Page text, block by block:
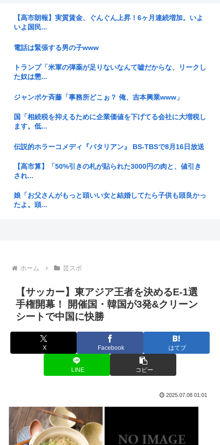
653万...
が「なぜ...
【1%】高市総理 消費減税めぐり 2年後に戻すのは「私の覚
悟」
【悲報】みい山の作者、自分の過去を消しまくる
BYD、地方を軽EVの主戦場に 給油所半減で揺らぐ「国民車」
に照...
「外国人は日本人と同じ生活者で、地域の担い手」…多文化共
【衝撃】元ジャンポケ斉藤慎二被告に懲役7年求刑 検察「芸
夫「お前が独身時代に買ったマンションを手放せ。もしくは貸
【北アルプス】ザック落とし探しに行ったら急斜面の岩壁に…
登るも下...
【米軍】長射程精密ミサイルほぼ使い切る 米兵被害避けるた
めか
【画像】『閃乱カグラ』、キャラを一新して復活してしまう
www
公園で集団礼拝は「違和感」があるから認めない？30年続く
【旅行】エジプトで自撮りしていたら、ガイドが「撮ります
よ！」→ノ...
【高市朗報】実質賃金、ぐんぐん上昇！6ヶ月連続増加。いよ
いよ国民...
電話は緊張する男の子www
トランプ「米軍の弾薬が足りないなんて嘘だからな、リークし
た奴は懲...
ジャンポケ斉藤「事務所どこぉ？ 俺、吉本興業www」
国「相続税を抑えるために企業価値を下げてる会社に大増税し
ます。低...
伝説的ホラーコメディ『バタリアン』 BS-TBSで8月16日放送
【高市算】「50%引きの札が貼られた3000円の肉と、値引き
され...
娘「お父さんがもっと頭いい女と結婚してたら子供も頭良かっ
たよ。頭...
看護助手のゆうちゃん(30)「カチンときた」 入院患者の男
ジャンポケ斉藤の懲役7年っていくらなんでも重すぎね？
家賃値上がりで「シェアハウス」需要増。働き盛りの男8人い
高市「外国人が増える日本で、永住権を与えられたら生活保護
を貰うな...
銭湯で入れ墨の人出入り禁止って古くない？
積水ハウス「地面師に55億円騙し取られた…」ワイ「はえー
「言いましたよね 」高市避難所訪問時、声をかけようとする
被災者を...
ホーム 芸スポ
【サッカー】東アジア王者を決めるE-1選
手権開幕！ 開催国・韓国が3発&クリーン
シートで中国に快勝
X Facebook はてブ
LINE コピー
2025.07.08 01:01